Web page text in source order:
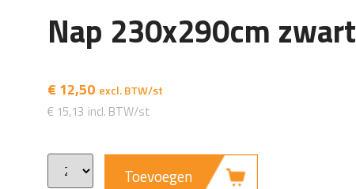
Nap 230x290cm zwart
€ 12,50
€ 15,13
Toevoegen